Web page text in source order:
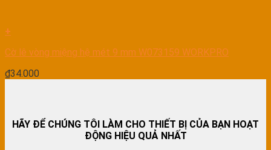
+
Cờ lê vòng miệng hệ mét 9 mm W073159 WORKPRO
₫34.000
HÃY ĐỂ CHÚNG TÔI LÀM CHO THIẾT BỊ CỦA BẠN HOẠT
ĐỘNG HIỆU QUẢ NHẤT